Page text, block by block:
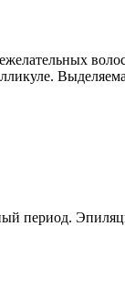
период.